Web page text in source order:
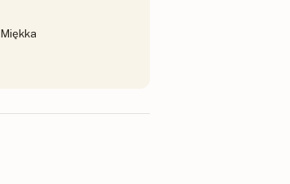
Miękka